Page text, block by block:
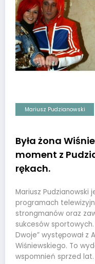
Mariusz Pudzianowski
Była żona
moment z
rękach.
Mariusz Pudzianowski
programach
strongmanów oraz
sukcesów
Dwoje” występował z
Wiśniewskiego. To
wspomnień sprzed lat.